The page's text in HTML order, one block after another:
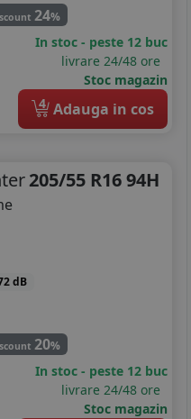
24%
In stoc - peste 12 buc
livrare 24/48 ore
Stoc magazin
4 Adauga in cos
205/55 R16 94H
dB
20%
In stoc - peste 12 buc
livrare 24/48 ore
Stoc magazin